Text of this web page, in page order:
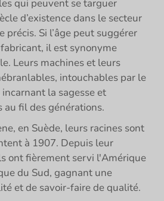
qui peuvent se targuer
d’existence dans le secteur
précis. Si l’âge peut suggérer
il est synonyme
Leurs machines et leurs
intouchables par le
la sagesse et
au fil des générations.
en Suède, leurs racines sont
à 1907. Depuis leur
ont fièrement servi l'Amérique
du Sud, gagnant une
et de savoir-faire de qualité.